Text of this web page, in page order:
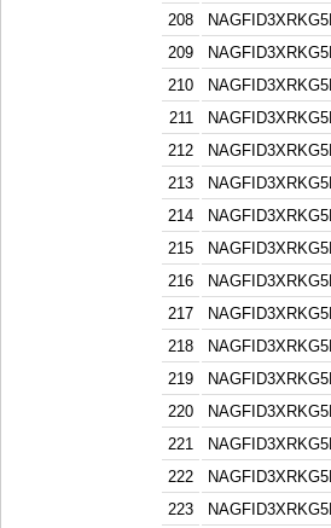
208
209
210
211
212
213
214
215
216
217
218
219
220
221
222
223